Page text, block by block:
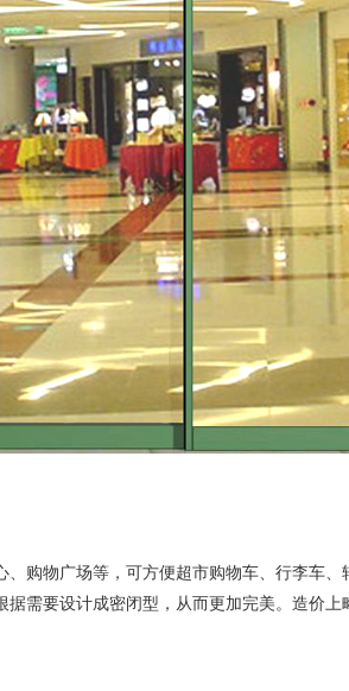
购物广场等，可方便超市购物车、行李车、
需要设计成密闭型，从而更加完美。造价上